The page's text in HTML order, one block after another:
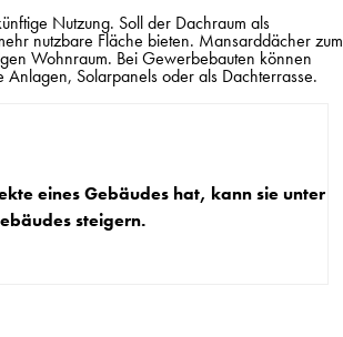
Nutzung. Soll der Dachraum als
nutzbare Fläche bieten. Mansarddächer zum
Wohnraum. Bei Gewerbebauten können
Solarpanels oder als Dachterrasse.
eines Gebäudes hat, kann sie unter
steigern.